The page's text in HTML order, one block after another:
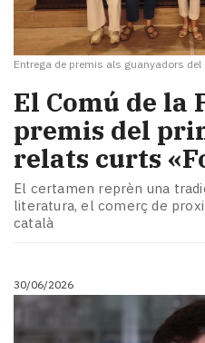
Entrega de premis als guanyadors del
El Comú de la
premis del
relats curts
El certamen reprèn una
literatura, el comerç de
català
30/06/2026